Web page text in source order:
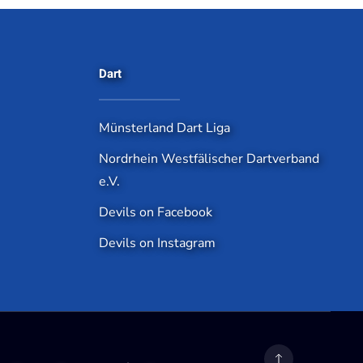
Dart
Münsterland Dart Liga
Nordrhein Westfälischer Dartverband
e.V.
Devils on Facebook
Devils on Instagram